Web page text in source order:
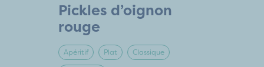
Pickles d’oignon
rouge
Apéritif Plat Classique